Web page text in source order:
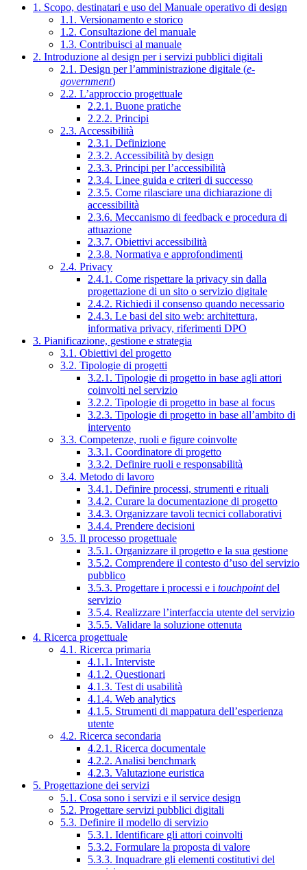
1. Scopo, destinatari e uso del Manuale operativo di design
1.1. Versionamento e storico
1.2. Consultazione del manuale
1.3. Contribuisci al manuale
2. Introduzione al design per i servizi pubblici digitali
2.1. Design per l’amministrazione digitale (e-
government)
2.2. L’approccio progettuale
2.2.1. Buone pratiche
2.2.2. Principi
2.3. Accessibilità
2.3.1. Definizione
2.3.2. Accessibilità by design
2.3.3. Principi per l’accessibilità
2.3.4. Linee guida e criteri di successo
2.3.5. Come rilasciare una dichiarazione di
accessibilità
2.3.6. Meccanismo di feedback e procedura di
attuazione
2.3.7. Obiettivi accessibilità
2.3.8. Normativa e approfondimenti
2.4. Privacy
2.4.1. Come rispettare la privacy sin dalla
progettazione di un sito o servizio digitale
2.4.2. Richiedi il consenso quando necessario
2.4.3. Le basi del sito web: architettura,
informativa privacy, riferimenti DPO
3. Pianificazione, gestione e strategia
3.1. Obiettivi del progetto
3.2. Tipologie di progetti
3.2.1. Tipologie di progetto in base agli attori
coinvolti nel servizio
3.2.2. Tipologie di progetto in base al focus
3.2.3. Tipologie di progetto in base all’ambito di
intervento
3.3. Competenze, ruoli e figure coinvolte
3.3.1. Coordinatore di progetto
3.3.2. Definire ruoli e responsabilità
3.4. Metodo di lavoro
3.4.1. Definire processi, strumenti e rituali
3.4.2. Curare la documentazione di progetto
3.4.3. Organizzare tavoli tecnici collaborativi
3.4.4. Prendere decisioni
3.5. Il processo progettuale
3.5.1. Organizzare il progetto e la sua gestione
3.5.2. Comprendere il contesto d’uso del servizio
pubblico
3.5.3. Progettare i processi e i touchpointdel
servizio
3.5.4. Realizzare l’interfaccia utente del servizio
3.5.5. Validare la soluzione ottenuta
4. Ricerca progettuale
4.1. Ricerca primaria
4.1.1. Interviste
4.1.2. Questionari
4.1.3. Test di usabilità
4.1.4. Web analytics
4.1.5. Strumenti di mappatura dell’esperienza
utente
4.2. Ricerca secondaria
4.2.1. Ricerca documentale
4.2.2. Analisi benchmark
4.2.3. Valutazione euristica
5. Progettazione dei servizi
5.1. Cosa sono i servizi e il service design
5.2. Progettare servizi pubblici digitali
5.3. Definire il modello di servizio
5.3.1. Identificare gli attori coinvolti
5.3.2. Formulare la proposta di valore
5.3.3. Inquadrare gli elementi costitutivi del